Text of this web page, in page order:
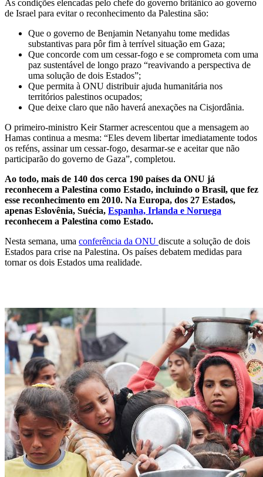
As condições elencadas pelo chefe do governo britânico ao governo
de Israel para evitar o reconhecimento da Palestina são:
Que o governo de Benjamin Netanyahu tome medidas
substantivas para pôr fim à terrível situação em Gaza;
Que concorde com um cessar-fogo e se comprometa com uma
paz sustentável de longo prazo “reavivando a perspectiva de
uma solução de dois Estados”;
Que permita à ONU distribuir ajuda humanitária nos
territórios palestinos ocupados;
Que deixe claro que não haverá anexações na Cisjordânia.
O primeiro-ministro Keir Starmer acrescentou que a mensagem ao
Hamas continua a mesma: “Eles devem libertar imediatamente todos
os reféns, assinar um cessar-fogo, desarmar-se e aceitar que não
participarão do governo de Gaza”, completou.
Ao todo, mais de 140 dos cerca 190 países da ONU já
reconhecem a Palestina como Estado, incluindo o Brasil, que fez
esse reconhecimento em 2010. Na Europa, dos 27 Estados,
apenas Eslovênia, Suécia, Espanha, Irlanda e Noruega
reconhecem a Palestina como Estado.
Nesta semana, uma conferência da ONU discute a solução de dois
Estados para crise na Palestina. Os países debatem medidas para
tornar os dois Estados uma realidade.